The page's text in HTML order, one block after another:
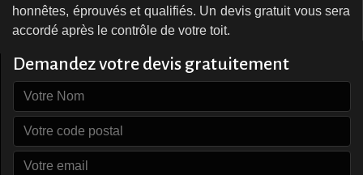
honnêtes, éprouvés et qualifiés. Un devis gratuit vous sera
accordé après le contrôle de votre toit.
Demandez votre devis gratuitement